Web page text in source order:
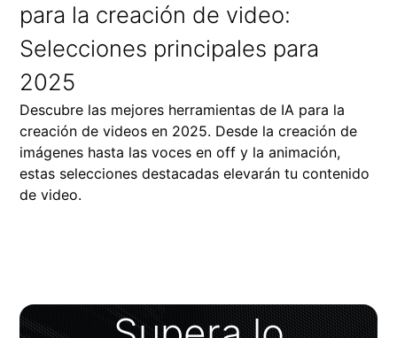
para la creación de video:
Selecciones principales para
2025
Descubre las mejores herramientas de IA para la
creación de videos en 2025. Desde la creación de
imágenes hasta las voces en off y la animación,
estas selecciones destacadas elevarán tu contenido
de video.